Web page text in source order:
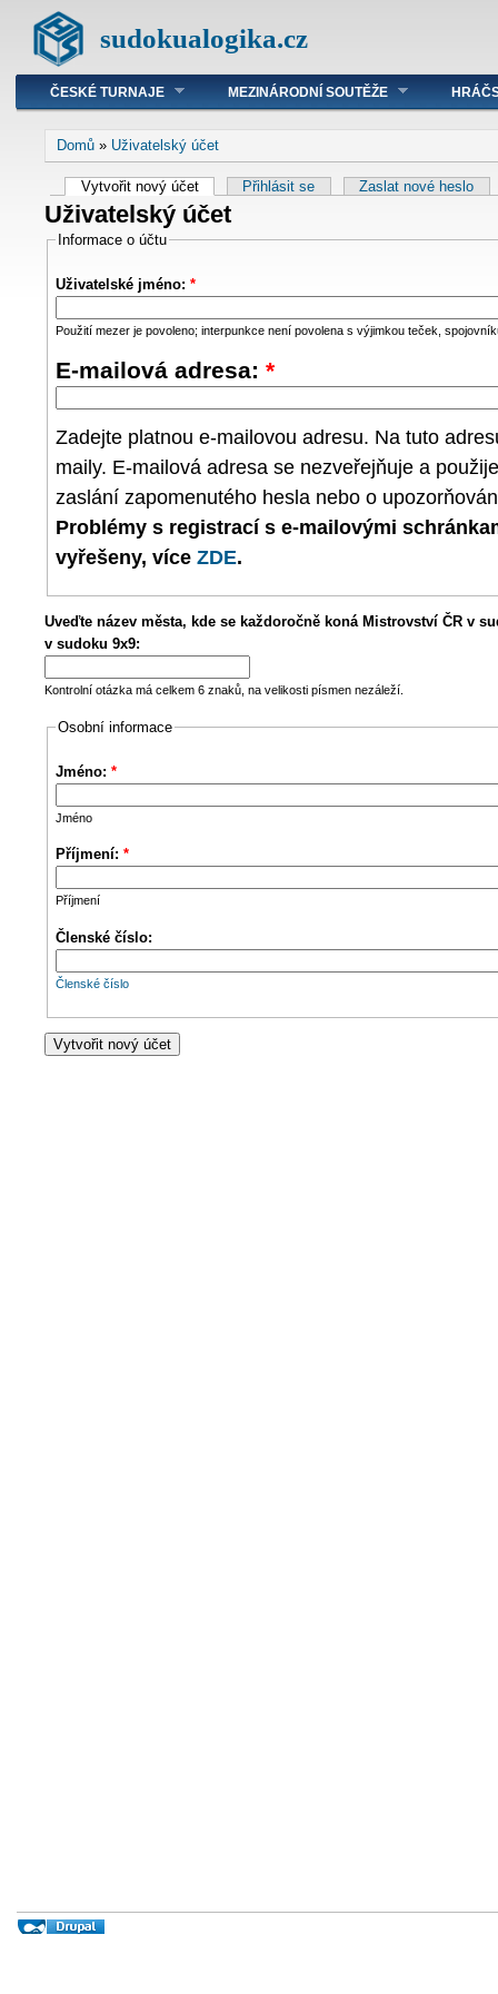
sudokualogika.cz
ČESKÉ TURNAJE MEZINÁRODNÍ SOUTĚŽE
Domů » Uživatelský účet
Vytvořit nový účet Přihlásit se Zaslat nové heslo
Uživatelský účet
Informace o účtu
Uživatelské jméno: *
Použití mezer je povoleno; interpunkce není povolena s výjimkou teček,
E-mailová adresa: *
Zadejte platnou e-mailovou adresu. Na tuto
maily. E-mailová adresa se nezveřejňuje a
zaslání zapomenutého hesla nebo o
Problémy s registrací s e-mailovými
vyřešeny, více ZDE.
Uveďte název města, kde se každoročně koná Mistrovství ČR v
v sudoku 9x9:
Kontrolní otázka má celkem 6 znaků, na velikosti písmen nezáleží.
Osobní informace
Jméno: *
Jméno
Příjmení: *
Příjmení
Členské číslo:
Členské číslo